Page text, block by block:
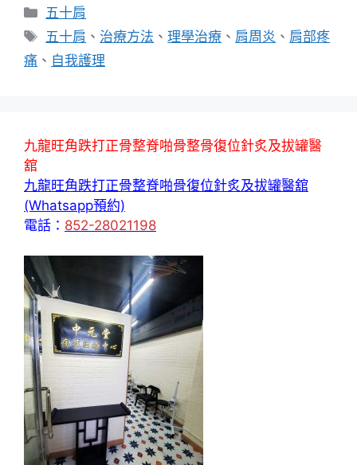
分
類
五十肩
標
籤
五十肩 、 治療方法 、理學治療 、 肩周炎 、 肩部疼
痛 、 自我護理
九龍旺角跌打正骨整脊啪骨整骨復位針炙及拔罐醫
舘
九龍旺角跌打正骨整脊啪骨復位針炙及拔罐醫舘
(Whatsapp預約)
電話： 852-28021198